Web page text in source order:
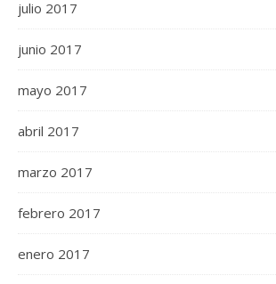
julio 2017
junio 2017
mayo 2017
abril 2017
marzo 2017
febrero 2017
enero 2017